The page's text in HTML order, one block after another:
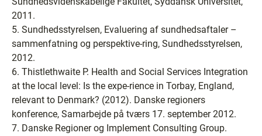
2011.
5. Sundhedsstyrelsen, Evaluering af sundhedsaftaler –
sammenfatning og perspektive-ring, Sundhedsstyrelsen,
2012.
6. Thistlethwaite P. Health and Social Services Integration
at the local level: Is the expe-rience in Torbay, England,
relevant to Denmark? (2012). Danske regioners
konference, Samarbejde på tværs 17. september 2012.
7. Danske Regioner og Implement Consulting Group.